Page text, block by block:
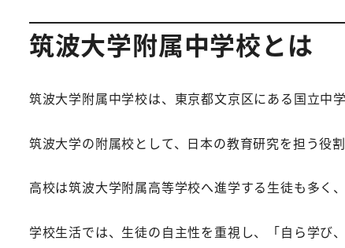
筑波大学附属中学校とは
筑波大学附属中学校は、東京都文京区にある国立中学
筑波大学の附属校として、日本の教育研究を担う役
高校は筑波大学附属高等学校へ進学する生徒も多く
学校生活では、生徒の自主性を重視し、「自ら学び